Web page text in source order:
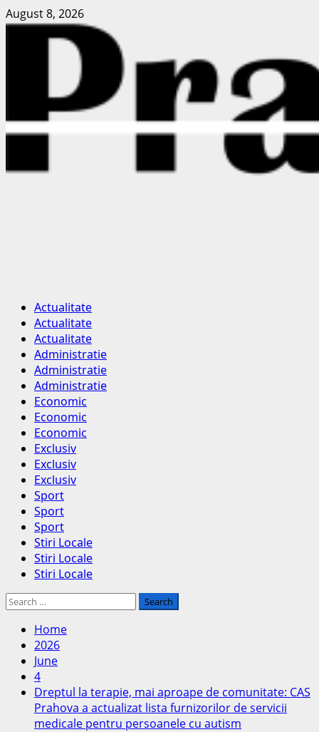
Skip
to
August 8, 2026
Primary
Menu
Actualitate
Actualitate
Actualitate
Administratie
Administratie
Administratie
Economic
Economic
Economic
Exclusiv
Exclusiv
Exclusiv
Sport
Sport
Sport
Stiri Locale
Stiri Locale
Stiri Locale
Search
Home
2026
June
4
Dreptul la terapie, mai aproape de comunitate: CAS
Prahova a actualizat lista furnizorilor de servicii
medicale pentru persoanele cu autism